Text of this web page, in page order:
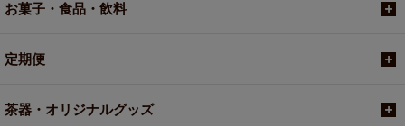
お菓子・食品・飲料
定期便
茶器・オリジナルグッズ